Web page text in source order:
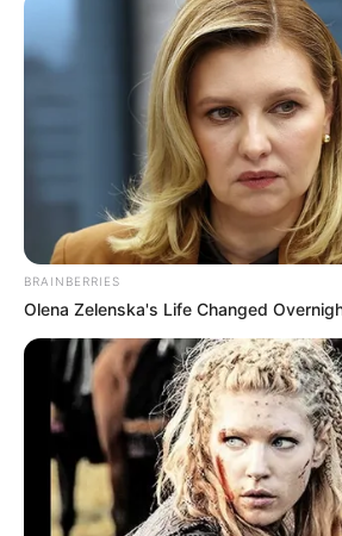
BRAINBERRIES
Olena Zelenska's Life Changed